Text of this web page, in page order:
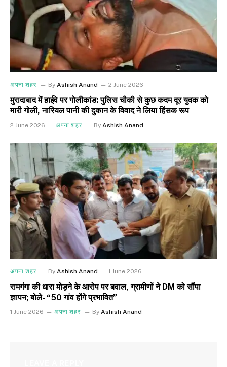
अपना शहर By Ashish Anand 2 June 2026
मुरादाबाद में हाईवे पर गोलीकांड: पुलिस चौकी से कुछ कदम दूर युवक को
मारी गोली, नारियल पानी की दुकान के विवाद ने लिया हिंसक रूप
2 June 2026 अपना शहर By Ashish Anand
अपना शहर By Ashish Anand 1 June 2026
रामगंगा की धारा मोड़ने के आरोप पर बवाल, ग्रामीणों ने DM को सौंपा
ज्ञापन; बोले- “50 गांव होंगे प्रभावित”
1 June 2026 अपना शहर By Ashish Anand